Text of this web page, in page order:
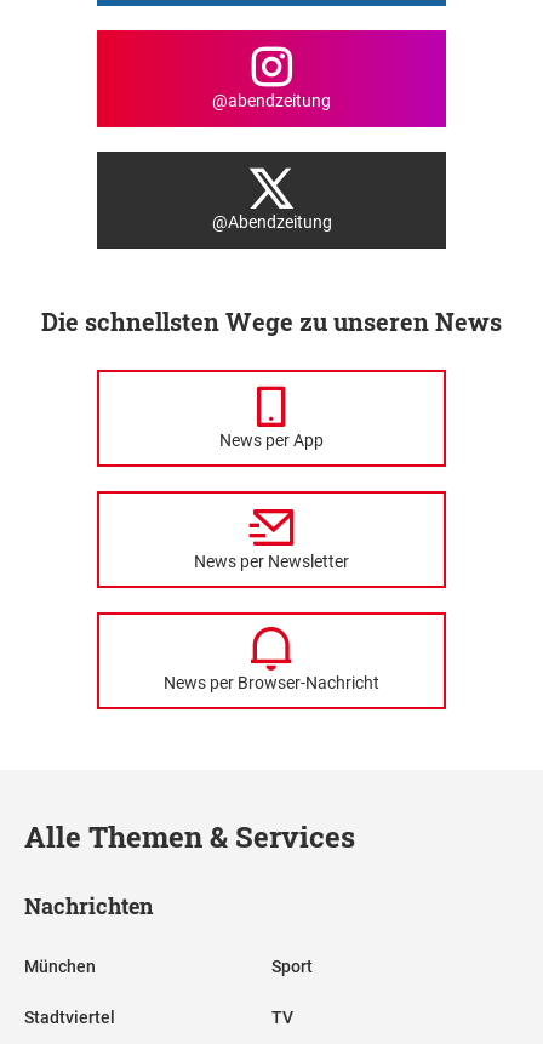
@abendzeitung
@Abendzeitung
Die schnellsten Wege zu unseren News
News per App
News per Newsletter
News per Browser-Nachricht
Alle Themen & Services
Nachrichten
München
Stadtviertel
Sport
TV